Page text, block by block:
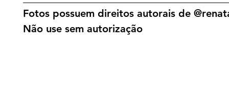
Fotos possuem direitos autorais de
Não use sem autorização